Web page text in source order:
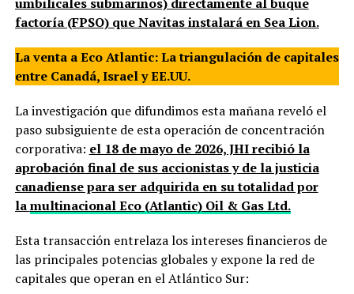
factoría (FPSO) que Navitas instalará en Sea Lion.
La venta a Eco Atlantic: La triangulación de capitales
entre Canadá, Israel y EE.UU.
La investigación que difundimos esta mañana reveló el
paso subsiguiente de esta operación de concentración
corporativa: el 18 de mayo de 2026, JHI recibió la
aprobación final de sus accionistas y de la justicia
canadiense para ser adquirida en su totalidad por
lamultinacional Eco (Atlantic) Oil & Gas Ltd.
Esta transacción entrelaza los intereses financieros de
las principales potencias globales y expone la red de
capitales que operan en el Atlántico Sur: